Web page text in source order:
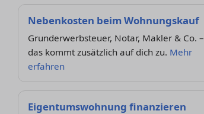
Nebenkosten beim Wohnungskauf
Grunderwerbsteuer, Notar, Makler & Co. –
das kommt zusätzlich auf dich zu. Mehr
erfahren
Eigentumswohnung finanzieren